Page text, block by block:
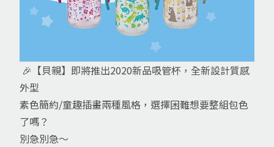
🎉【貝親】即將推出2020新品吸管杯，全新設計質感
外型
素色簡約/童趣插畫兩種風格，選擇困難想要整組包色
了嗎？
別急別急～